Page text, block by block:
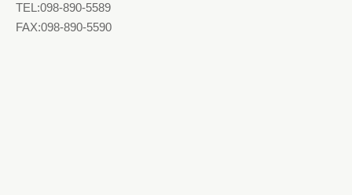
TEL:098-890-5589
FAX:098-890-5590